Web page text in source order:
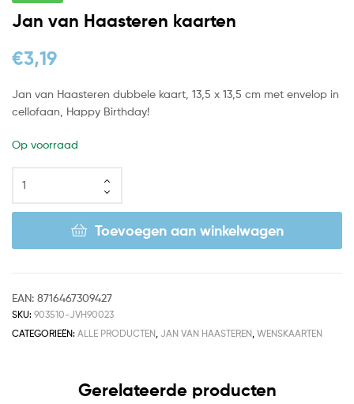
Jan van Haasteren kaarten
€3,19
Jan van Haasteren dubbele kaart, 13,5 x 13,5 cm met envelop in
cellofaan, Happy Birthday!
Op voorraad
Toevoegen aan winkelwagen
EAN: 8716467309427
SKU: 903510-JVH90023
CATEGORIEËN: ALLE PRODUCTEN JAN VAN HAASTEREN WENSKAARTEN
Gerelateerde producten